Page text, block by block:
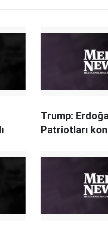
Trump:
Patriotları